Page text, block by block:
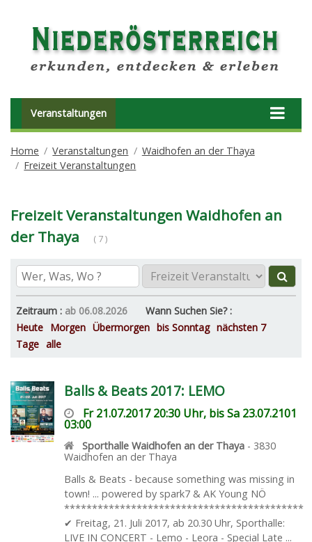
Veranstaltungen
Home Veranstaltungen
Waidhofen an der Thaya
Freizeit Veranstaltungen
Freizeit Veranstaltungen Waidhofen an
der Thaya
( 7 )
Zeitraum : ab 06.08.2026
Wann Suchen Sie? :
Heute Morgen Übermorgen bis Sonntag nächsten 7
Tage alle
Balls & Beats 2017: LEMO
Fr 21.07.2017 20:30 Uhr, bis Sa 23.07.2101
03:00
Sporthalle Waidhofen an der Thaya - 3830
Waidhofen an der Thaya
Balls & Beats - because something was missing in
town! ... powered by spark7 & AK Young NÖ
*******************************************
✔ Freitag, 21. Juli 2017, ab 20.30 Uhr, Sporthalle:
LIVE IN CONCERT - Lemo - Leora - Special Late ...